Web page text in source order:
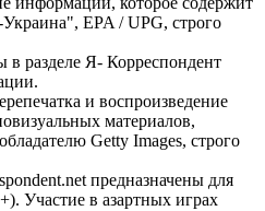
EPA / UPG, строго
в разделе Я- Корреспондент
и воспроизведение
материалов,
Getty Images, строго
предназначены для
Участие в азартных играх